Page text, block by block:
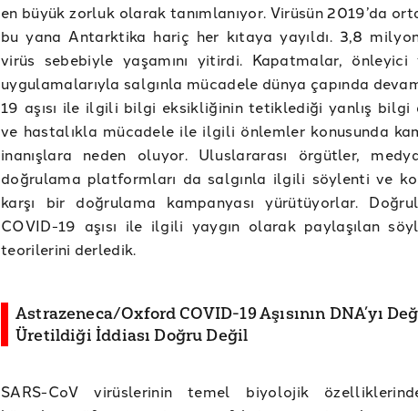
en büyük zorluk olarak tanımlanıyor. Virüsün 2019’da
bu yana Antarktika hariç her kıtaya yayıldı. 3,8
virüs sebebiyle yaşamını yitirdi. Kapatmalar,
uygulamalarıyla salgınla mücadele dünya çapında
19 aşısı ile ilgili bilgi eksikliğinin tetiklediği yanlış bilgi
ve hastalıkla mücadele ile ilgili önlemler konusunda
inanışlara neden oluyor. Uluslararası örgütler,
doğrulama platformları da salgınla ilgili söylenti ve
karşı bir doğrulama kampanyası yürütüyorlar.
COVID-19 aşısı ile ilgili yaygın olarak paylaşılan
teorilerini derledik.
Astrazeneca/Oxford COVID-19 Aşısının DNA’yı
Üretildiği İddiası Doğru Değil
SARS-CoV virüslerinin temel biyolojik